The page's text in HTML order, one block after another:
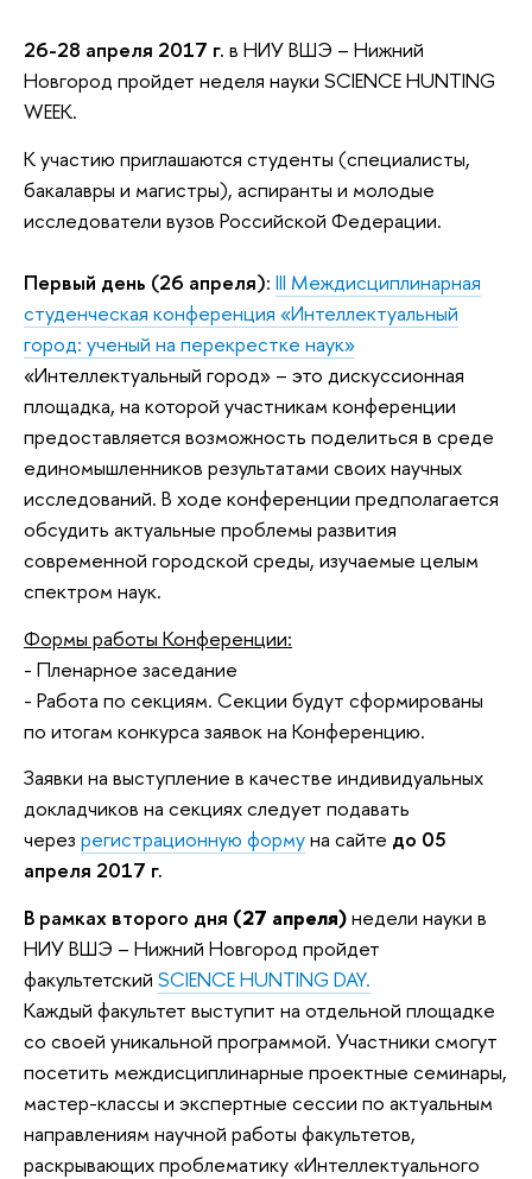
26-28 апреля 2017 г. в НИУ ВШЭ – Нижний
Новгород пройдет неделя науки SCIENCE HUNTING
WEEK.
К участию приглашаются студенты (специалисты,
бакалавры и магистры), аспиранты и молодые
исследователи вузов Российской Федерации.
Первый день (26 апреля): III Междисциплинарная
студенческая конференция «Интеллектуальный
город: ученый на перекрестке наук»
«Интеллектуальный город» – это дискуссионная
площадка, на которой участникам конференции
предоставляется возможность поделиться в среде
единомышленников результатами своих научных
исследований. В ходе конференции предполагается
обсудить актуальные проблемы развития
современной городской среды, изучаемые целым
спектром наук.
Формы работы Конференции:
- Пленарное заседание
- Работа по секциям. Секции будут сформированы
по итогам конкурса заявок на Конференцию.
Заявки на выступление в качестве индивидуальных
докладчиков на секциях следует подавать
через регистрационную формуна сайте до 05
апреля 2017 г.
В рамках второго дня (27 апреля)недели науки в
НИУ ВШЭ – Нижний Новгород пройдет
факультетский SCIENCE HUNTING DAY.
Каждый факультет выступит на отдельной площадке
со своей уникальной программой. Участники смогут
посетить междисциплинарные проектные семинары,
мастер-классы и экспертные сессии по актуальным
направлениям научной работы факультетов,
раскрывающих проблематику «Интеллектуального